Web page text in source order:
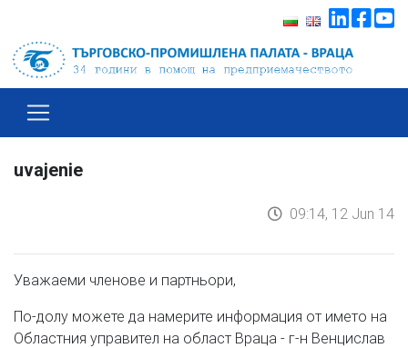
uvajenie
09:14, 12 Jun 14
Уважаеми членове и партньори,
По-долу можете да намерите информация от името на
Областния управител на област Враца - г-н Венцислав